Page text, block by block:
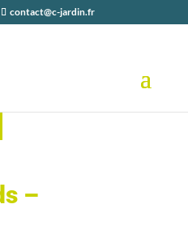
contact@c-jardin.fr
–